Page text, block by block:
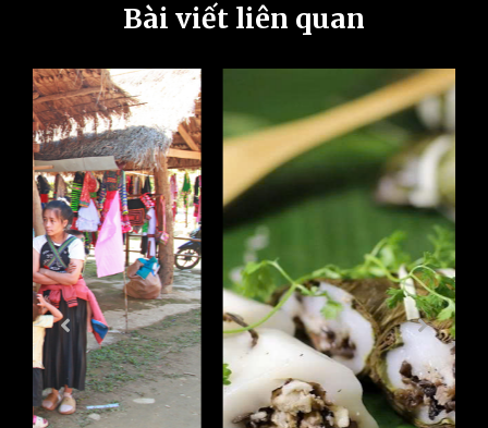
Bài viết liên quan